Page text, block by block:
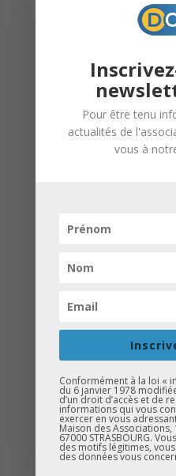
8 avril
& Culture
Sporting Académy,
avril 2019.
Au programme :
quelques métiers
Sporting Club de
C’est grâce à
société VILOGIA,
profiter de cette
ludique. Un grand
Pour être tenu
actualités de
vous à
Conformément à la loi «
du 6 janvier 1978
d’un droit d’accès et de
informations qui vous
exercer en vous
Maison des
67000 STRASBOURG.
des motifs légitimes,
des données vous